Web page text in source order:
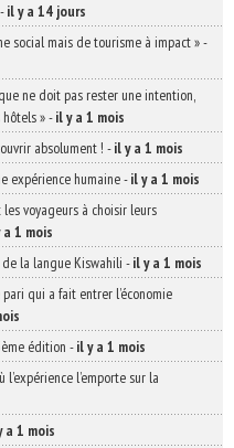
-il y a 14 jours
social mais de tourisme à impact »-
ne doit pas rester une intention,
»-il y a 1 mois
absolument ! -il y a 1 mois
expérience humaine-il y a 1 mois
voyageurs à choisir leurs
a 1 mois
de la langue Kiswahili -il y a 1 mois
qui a fait entrer l’économie
édition -il y a 1 mois
l’emporte sur la
a 1 mois